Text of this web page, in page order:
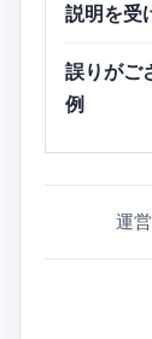
説明を受
誤りがご
例
運